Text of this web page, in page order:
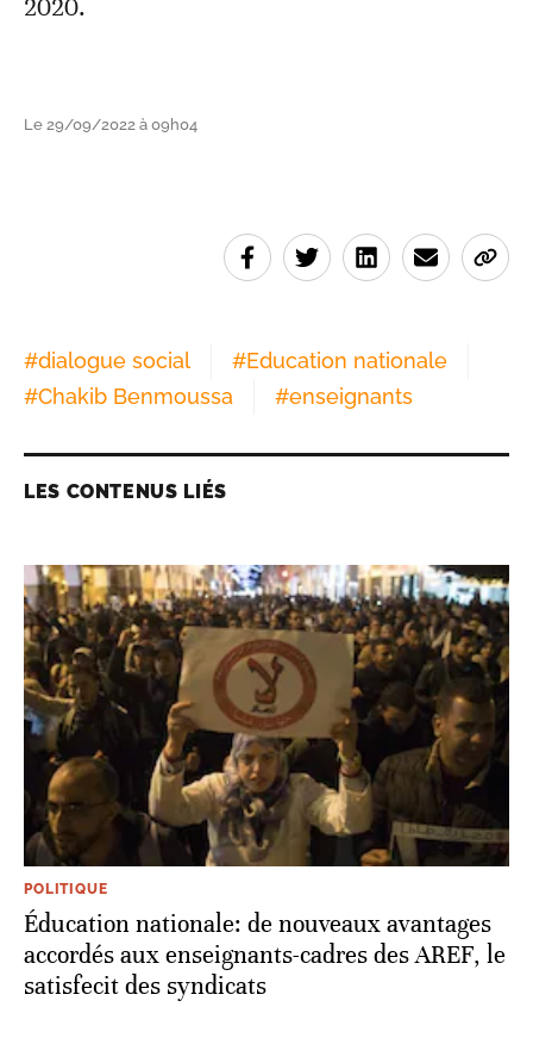
2020.
Le 29/09/2022 à 09h04
#dialogue social #Education nationale
#Chakib Benmoussa #enseignants
LES CONTENUS LIÉS
POLITIQUE
Éducation nationale: de nouveaux avantages
accordés aux enseignants-cadres des AREF, le
satisfecit des syndicats